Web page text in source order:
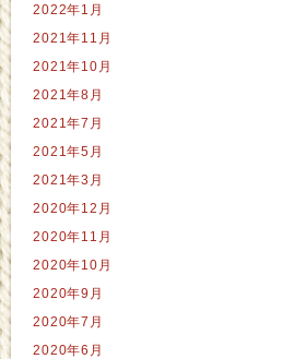
2022年1月
2021年11月
2021年10月
2021年8月
2021年7月
2021年5月
2021年3月
2020年12月
2020年11月
2020年10月
2020年9月
2020年7月
2020年6月